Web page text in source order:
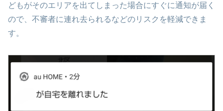
どもがそのエリアを出てしまった場合にすぐに通知が届く
ので、不審者に連れ去られるなどのリスクを軽減できま
す。